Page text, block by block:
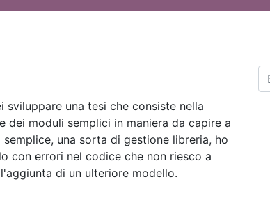
una tesi che consiste nella
dei moduli semplici in maniera da capire a
una sorta di gestione libreria, ho
con errori nel codice che non riesco a
di un ulteriore modello.